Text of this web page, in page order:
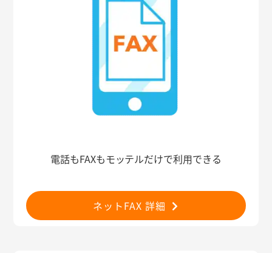
電話もFAXもモッテルだけで利用できる
ネットFAX 詳細